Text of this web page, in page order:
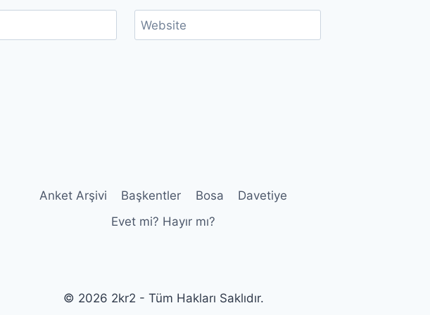
Website
Anket Arşivi Başkentler Bosa
Davetiye
Evet mi? Hayır mı?
© 2026 2kr2 - Tüm Hakları Saklıdır.